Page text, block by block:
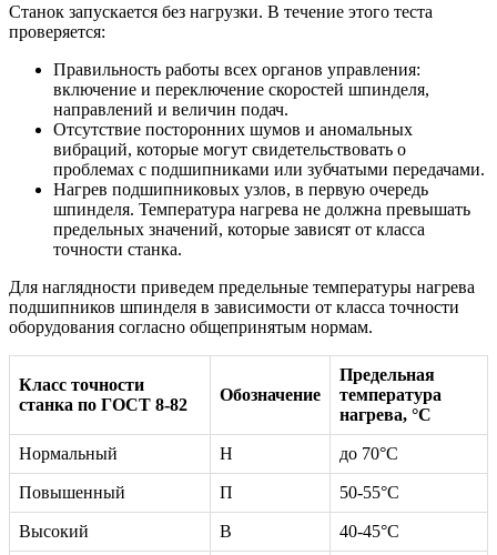
Станок запускается без нагрузки. В течение этого теста
проверяется:
Правильность работы всех органов управления:
включение и переключение скоростей шпинделя,
направлений и величин подач.
Отсутствие посторонних шумов и аномальных
вибраций, которые могут свидетельствовать о
проблемах с подшипниками или зубчатыми передачами.
Нагрев подшипниковых узлов, в первую очередь
шпинделя. Температура нагрева не должна превышать
предельных значений, которые зависят от класса
точности станка.
Для наглядности приведем предельные температуры нагрева
подшипников шпинделя в зависимости от класса точности
оборудования согласно общепринятым нормам.
Класс точности
станка по ГОСТ 8-82
Обозначение
Предельная
температура
нагрева, °C
Нормальный Н до 70°C
Повышенный П 50-55°C
Высокий В 40-45°C